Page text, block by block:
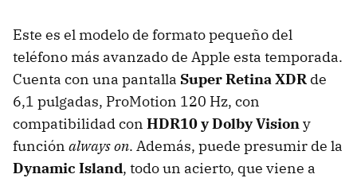
Este es el modelo de formato pequeño del
teléfono más avanzado de Apple esta temporada.
Cuenta con una pantalla Super Retina XDR de
6,1 pulgadas, ProMotion 120 Hz, con
compatibilidad con HDR10 y Dolby Visiony
función always on. Además, puede presumir de la
Dynamic Island, todo un acierto, que viene a